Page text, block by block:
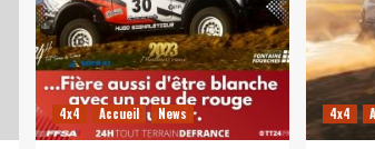
4x4 Accueil News 4x4